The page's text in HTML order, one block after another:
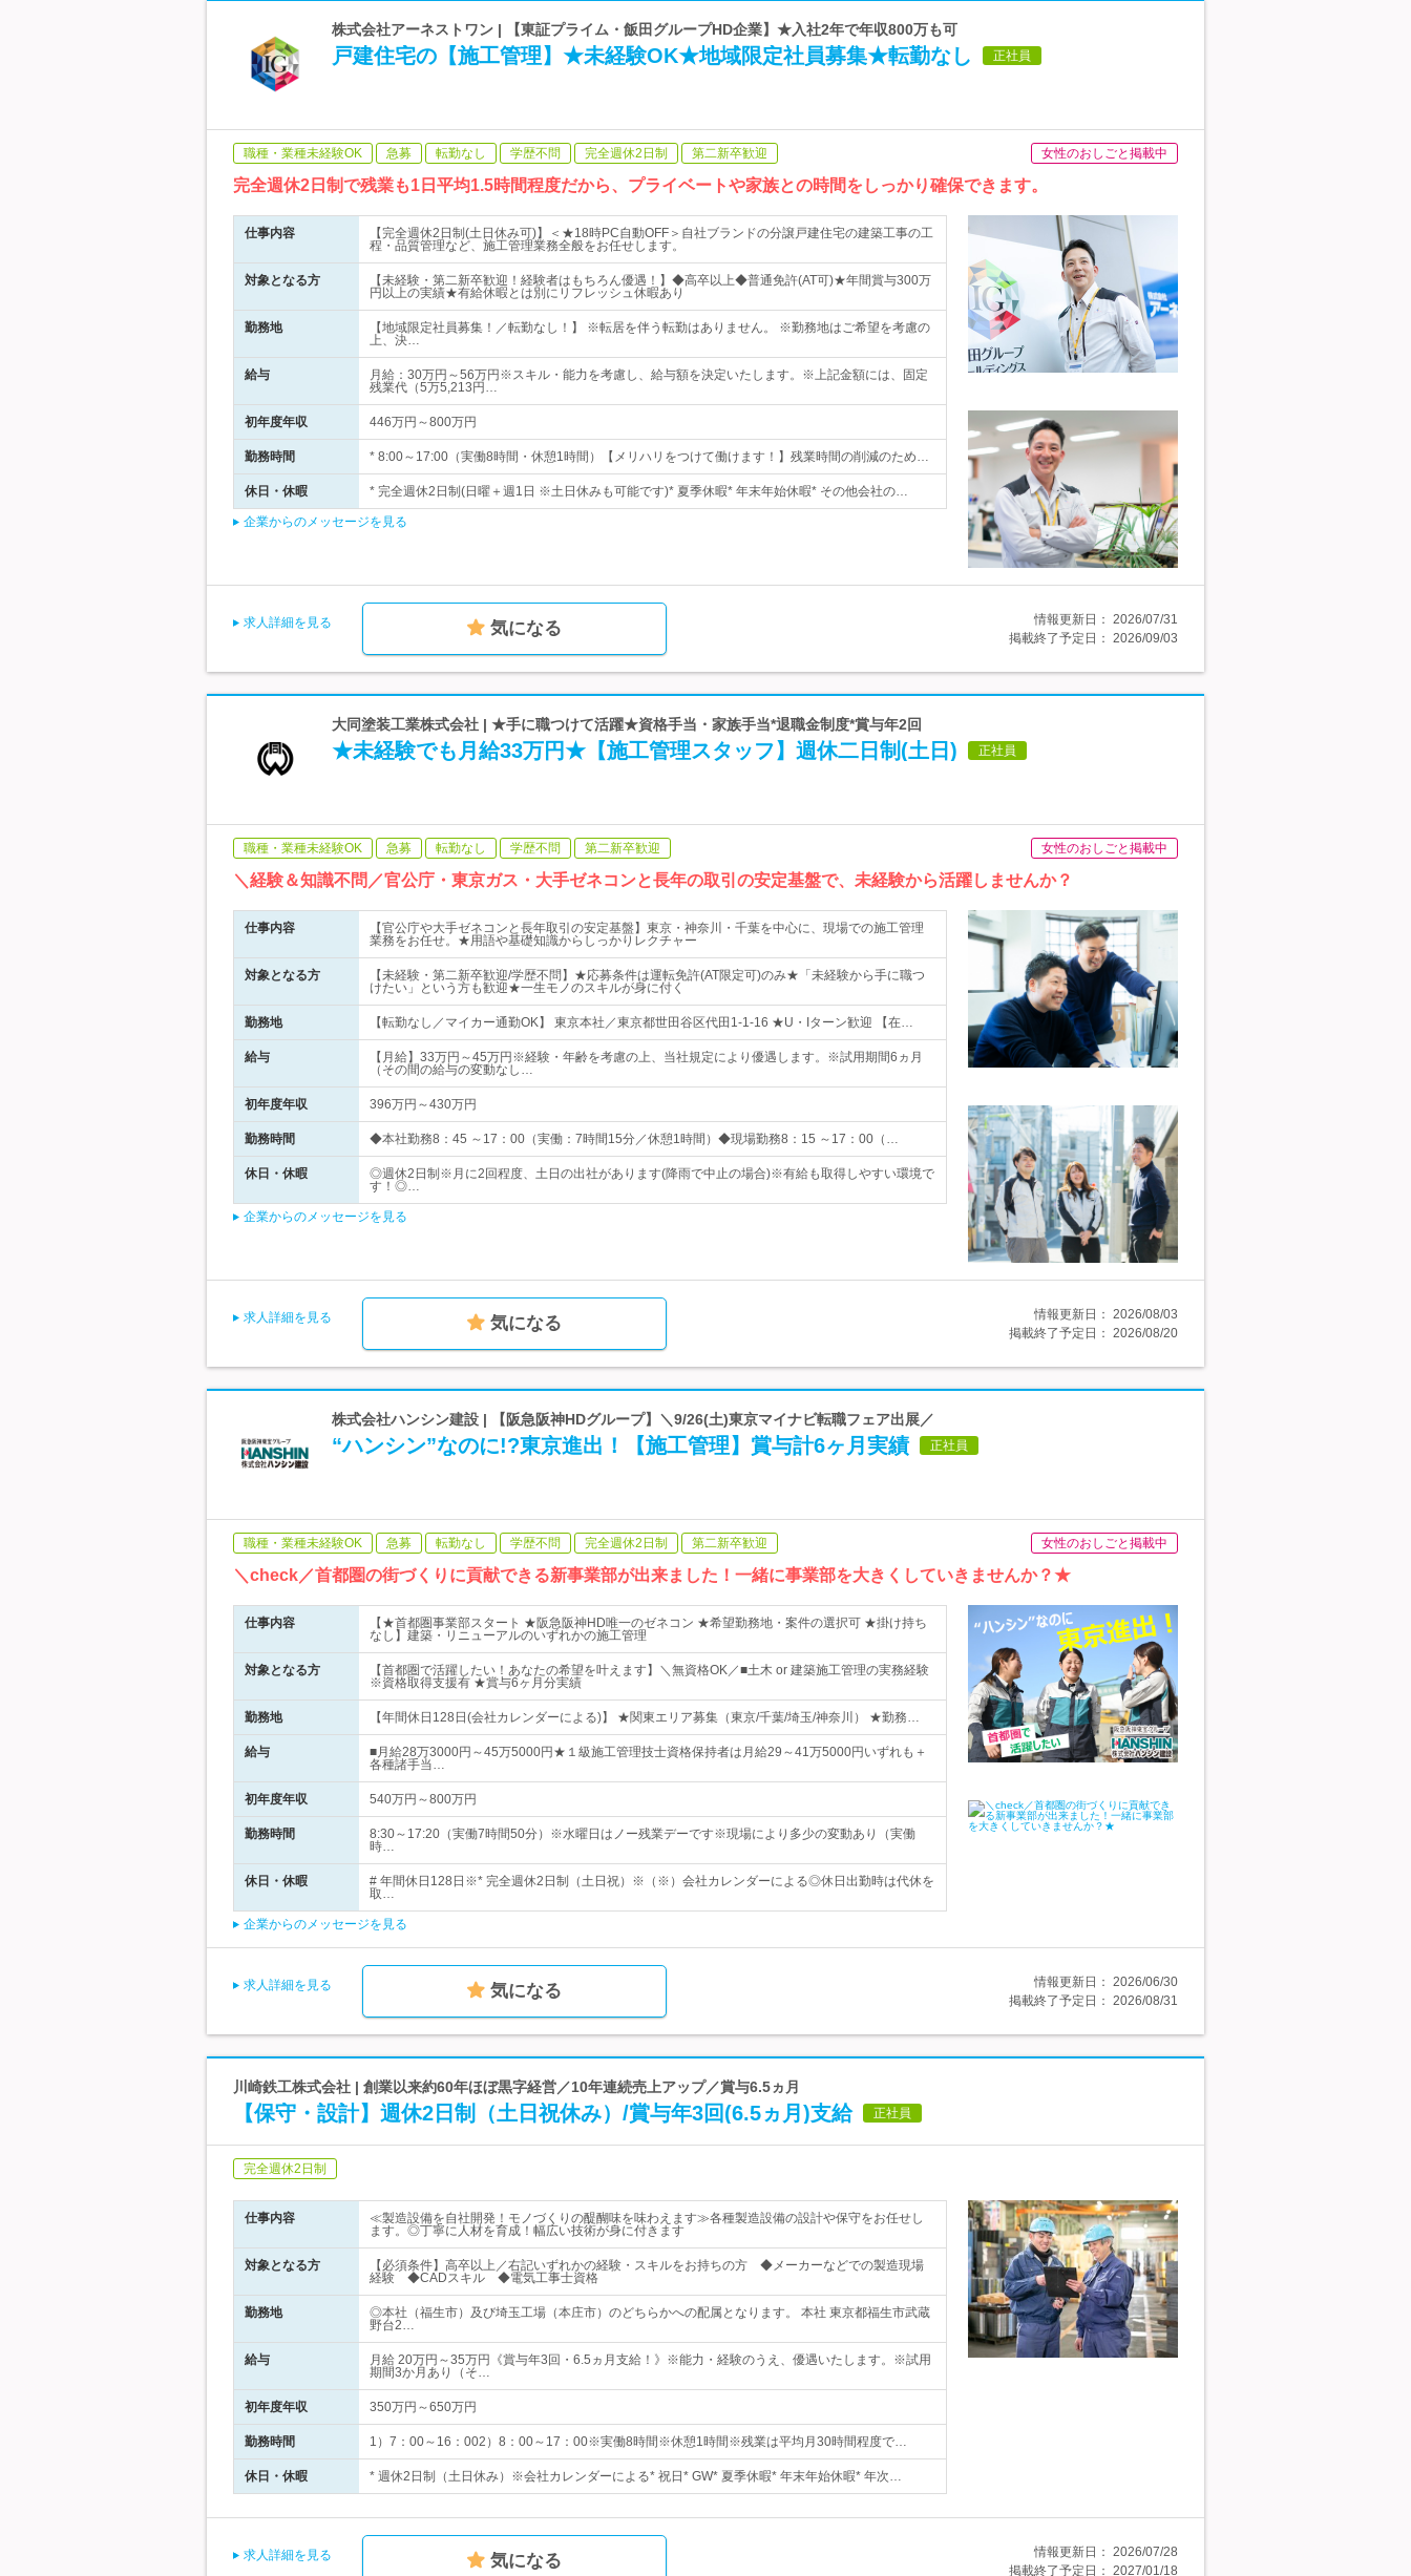
株式会社アーネストワン | 【東証プライム・飯田グループHD企業】★入社2年で年収800万も可
戸建住宅の【施工管理】★未経験OK★地域限定社員募集★転勤なし 正社員
職種・業種未経験OK 急募 転勤なし 学歴不問 完全週休2日制 第二新卒歓迎 女性のおしごと掲載中
完全週休2日制で残業も1日平均1.5時間程度だから、プライベートや家族との時間をしっかり確保できます。
仕事内容
【完全週休2日制(土日休み可)】＜★18時PC自動OFF＞自社ブランドの分譲戸建住宅の建築工事の工
程・品質管理など、施工管理業務全般をお任せします。
対象となる方
【未経験・第二新卒歓迎！経験者はもちろん優遇！】◆高卒以上◆普通免許(AT可)★年間賞与300万
円以上の実績★有給休暇とは別にリフレッシュ休暇あり
勤務地
【地域限定社員募集！／転勤なし！】 ※転居を伴う転勤はありません。 ※勤務地はご希望を考慮の
上、決…
給与
月給：30万円～56万円※スキル・能力を考慮し、給与額を決定いたします。※上記金額には、固定
残業代（5万5,213円…
初年度年収 446万円～800万円
勤務時間 * 8:00～17:00（実働8時間・休憩1時間）【メリハリをつけて働けます！】残業時間の削減のため…
休日・休暇 * 完全週休2日制(日曜＋週1日 ※土日休みも可能です)* 夏季休暇* 年末年始休暇* その他会社の…
企業からのメッセージを見る
求人詳細を見る 気になる 情報更新日： 2026/07/31
掲載終了予定日： 2026/09/03
大同塗装工業株式会社 | ★手に職つけて活躍★資格手当・家族手当*退職金制度*賞与年2回
★未経験でも月給33万円★【施工管理スタッフ】週休二日制(土日) 正社員
職種・業種未経験OK 急募 転勤なし 学歴不問 第二新卒歓迎 女性のおしごと掲載中
＼経験＆知識不問／官公庁・東京ガス・大手ゼネコンと長年の取引の安定基盤で、未経験から活躍しませんか？
仕事内容
【官公庁や大手ゼネコンと長年取引の安定基盤】東京・神奈川・千葉を中心に、現場での施工管理
業務をお任せ。★用語や基礎知識からしっかりレクチャー
対象となる方
【未経験・第二新卒歓迎/学歴不問】★応募条件は運転免許(AT限定可)のみ★「未経験から手に職つ
けたい」という方も歓迎★一生モノのスキルが身に付く
勤務地 【転勤なし／マイカー通勤OK】 東京本社／東京都世田谷区代田1-1-16 ★U・Iターン歓迎 【在…
給与
【月給】33万円～45万円※経験・年齢を考慮の上、当社規定により優遇します。※試用期間6ヵ月
（その間の給与の変動なし…
初年度年収 396万円～430万円
勤務時間 ◆本社勤務8：45 ～17：00（実働：7時間15分／休憩1時間）◆現場勤務8：15 ～17：00（…
休日・休暇
◎週休2日制※月に2回程度、土日の出社があります(降雨で中止の場合)※有給も取得しやすい環境で
す！◎…
企業からのメッセージを見る
求人詳細を見る 気になる 情報更新日： 2026/08/03
掲載終了予定日： 2026/08/20
株式会社ハンシン建設 | 【阪急阪神HDグループ】＼9/26(土)東京マイナビ転職フェア出展／
“ハンシン”なのに!?東京進出！【施工管理】賞与計6ヶ月実績 正社員
職種・業種未経験OK 急募 転勤なし 学歴不問 完全週休2日制 第二新卒歓迎 女性のおしごと掲載中
＼check／首都圏の街づくりに貢献できる新事業部が出来ました！一緒に事業部を大きくしていきませんか？★
仕事内容
【★首都圏事業部スタート ★阪急阪神HD唯一のゼネコン ★希望勤務地・案件の選択可 ★掛け持ち
なし】建築・リニューアルのいずれかの施工管理
対象となる方
【首都圏で活躍したい！あなたの希望を叶えます】＼無資格OK／■土木 or 建築施工管理の実務経験
※資格取得支援有 ★賞与6ヶ月分実績
勤務地 【年間休日128日(会社カレンダーによる)】 ★関東エリア募集（東京/千葉/埼玉/神奈川） ★勤務…
給与
■月給28万3000円～45万5000円★１級施工管理技士資格保持者は月給29～41万5000円いずれも＋
各種諸手当…
初年度年収 540万円～800万円
勤務時間
8:30～17:20（実働7時間50分）※水曜日はノー残業デーです※現場により多少の変動あり（実働
時…
休日・休暇
# 年間休日128日※* 完全週休2日制（土日祝）※（※）会社カレンダーによる◎休日出勤時は代休を
取…
企業からのメッセージを見る
求人詳細を見る 気になる 情報更新日： 2026/06/30
掲載終了予定日： 2026/08/31
川崎鉄工株式会社 | 創業以来約60年ほぼ黒字経営／10年連続売上アップ／賞与6.5ヵ月
【保守・設計】週休2日制（土日祝休み）/賞与年3回(6.5ヵ月)支給 正社員
完全週休2日制
仕事内容
≪製造設備を自社開発！モノづくりの醍醐味を味わえます≫各種製造設備の設計や保守をお任せし
ます。◎丁寧に人材を育成！幅広い技術が身に付きます
対象となる方
【必須条件】高卒以上／右記いずれかの経験・スキルをお持ちの方 ◆メーカーなどでの製造現場
経験 ◆CADスキル ◆電気工事士資格
勤務地
◎本社（福生市）及び埼玉工場（本庄市）のどちらかへの配属となります。 本社 東京都福生市武蔵
野台2…
給与
月給 20万円～35万円《賞与年3回・6.5ヵ月支給！》※能力・経験のうえ、優遇いたします。※試用
期間3か月あり（そ…
初年度年収 350万円～650万円
勤務時間 1）7：00～16：002）8：00～17：00※実働8時間※休憩1時間※残業は平均月30時間程度で…
休日・休暇 * 週休2日制（土日休み）※会社カレンダーによる* 祝日* GW* 夏季休暇* 年末年始休暇* 年次…
求人詳細を見る 気になる 情報更新日： 2026/07/28
掲載終了予定日： 2027/01/18